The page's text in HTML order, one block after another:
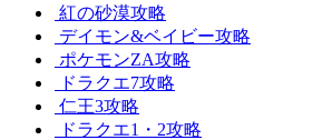
紅の砂漠攻略
デイモン&ベイビー攻略
ポケモンZA攻略
ドラクエ7攻略
仁王3攻略
ドラクエ1・2攻略